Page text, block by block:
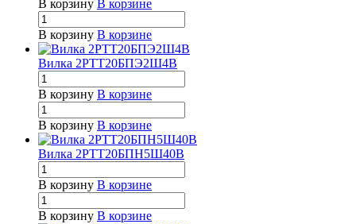
В корзину В корзине
В корзину В корзине
Вилка 2РТТ20БПЭ2Ш4В
В корзину В корзине
В корзину В корзине
Вилка 2РТТ20БПН5Ш40В
В корзину В корзине
В корзину В корзине